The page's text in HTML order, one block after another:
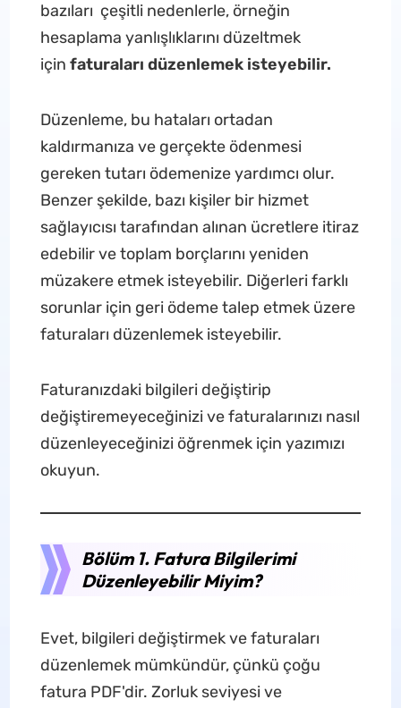
bazıları çeşitli nedenlerle, örneğin
hesaplama yanlışlıklarını düzeltmek
için faturaları düzenlemek isteyebilir.
Düzenleme, bu hataları ortadan
kaldırmanıza ve gerçekte ödenmesi
gereken tutarı ödemenize yardımcı olur.
Benzer şekilde, bazı kişiler bir hizmet
sağlayıcısı tarafından alınan ücretlere itiraz
edebilir ve toplam borçlarını yeniden
müzakere etmek isteyebilir. Diğerleri farklı
sorunlar için geri ödeme talep etmek üzere
faturaları düzenlemek isteyebilir.
Faturanızdaki bilgileri değiştirip
değiştiremeyeceğinizi ve faturalarınızı nasıl
düzenleyeceğinizi öğrenmek için yazımızı
okuyun.
Bölüm 1. Fatura Bilgilerimi
Düzenleyebilir Miyim?
Evet, bilgileri değiştirmek ve faturaları
düzenlemek mümkündür, çünkü çoğu
fatura PDF'dir. Zorluk seviyesi ve